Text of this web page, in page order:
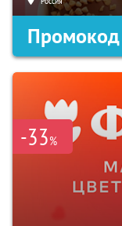
Промокод
-33%